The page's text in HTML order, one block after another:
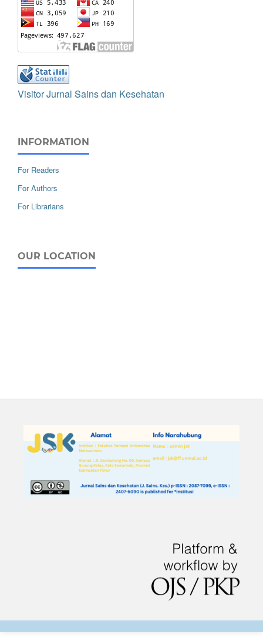
Visitor Jurnal Sains dan Kesehatan
INFORMATION
For Readers
For Authors
For Librarians
OUR LOCATION